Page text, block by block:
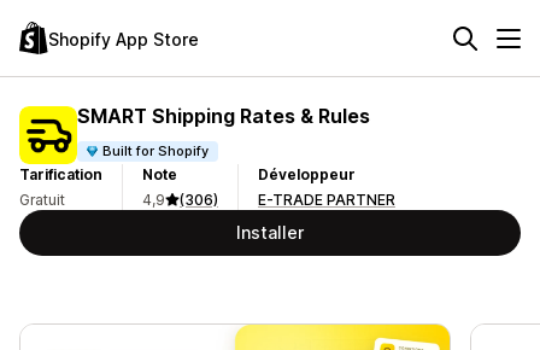
Shopify App Store
SMART Shipping Rates & Rules
Built for Shopify
Tarification
Gratuit
Note
4,9
(306)
Développeur
E-TRADE PARTNER
Installer